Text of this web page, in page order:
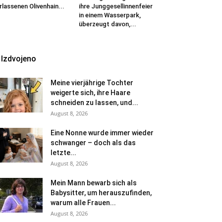
Olivenhain...
ihre Junggesellinnenfeier
in einem Wasserpark,
überzeugt davon,...
Izdvojeno
Meine vierjährige Tochter
weigerte sich, ihre Haare
schneiden zu lassen, und...
August 8, 2026
Eine Nonne wurde immer wieder
schwanger – doch als das
letzte...
August 8, 2026
Mein Mann bewarb sich als
Babysitter, um herauszufinden,
warum alle Frauen...
August 8, 2026